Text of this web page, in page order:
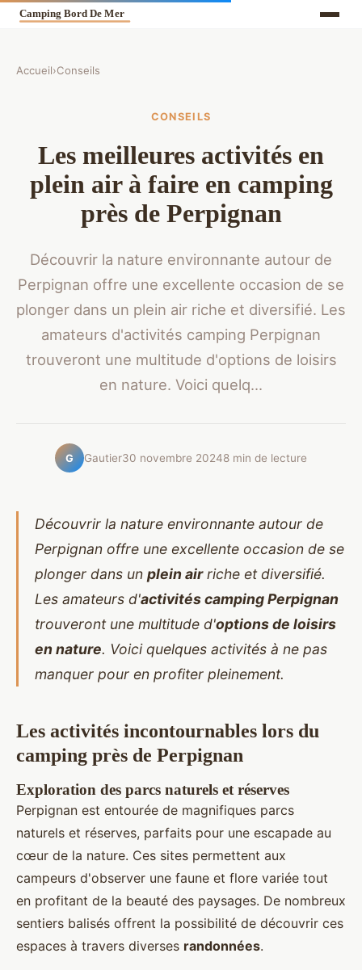
Accueil›Conseils
CONSEILS
Les meilleures activités en
plein air à faire en camping
près de Perpignan
Découvrir la nature environnante autour de
Perpignan offre une excellente occasion de se
plonger dans un plein air riche et diversifié. Les
amateurs d'activités camping Perpignan
trouveront une multitude d'options de loisirs
en nature. Voici quelq...
G Gautier30 novembre 20248 min de lecture
Découvrir la nature environnante autour de
Perpignan offre une excellente occasion de se
plonger dans un plein airriche et diversifié.
Les amateurs d'activités camping Perpignan
trouveront une multitude d'options de loisirs
en nature. Voici quelques activités à ne pas
manquer pour en profiter pleinement.
Les activités incontournables lors du
camping près de Perpignan
Exploration des parcs naturels et réserves
Perpignan est entourée de magnifiques parcs
naturels et réserves, parfaits pour une escapade au
cœur de la nature. Ces sites permettent aux
campeurs d'observer une faune et flore variée tout
en profitant de la beauté des paysages. De nombreux
sentiers balisés offrent la possibilité de découvrir ces
espaces à travers diverses randonnées.